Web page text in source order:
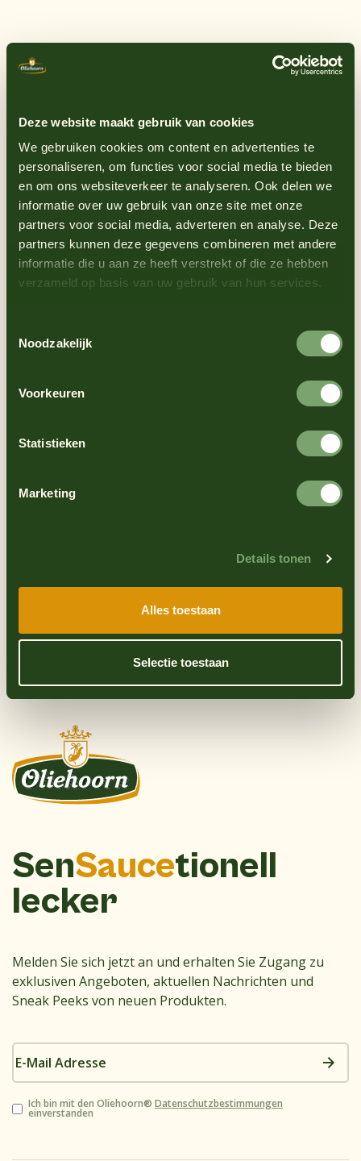
Deze website maakt gebruik van cookies
We gebruiken cookies om content en advertenties te
personaliseren, om functies voor social media te bieden
en om ons websiteverkeer te analyseren. Ook delen we
informatie over uw gebruik van onze site met onze
partners voor social media, adverteren en analyse. Deze
partners kunnen deze gegevens combineren met andere
informatie die u aan ze heeft verstrekt of die ze hebben
verzameld op basis van uw gebruik van hun services.
Noodzakelijk
Voorkeuren
Statistieken
Marketing
Details tonen
Alles toestaan
Selectie toestaan
Poiesz Spar
Dekamarkt Dirk
Boni Vomar
Nettorama
SenSaucetionell
lecker
Melden Sie sich jetzt an und erhalten Sie Zugang zu
exklusiven Angeboten, aktuellen Nachrichten und
Sneak Peeks von neuen Produkten.
E-
Mail
Zustimmung
Ich bin mit den Oliehoorn® Datenschutzbestimmungen
einverstanden